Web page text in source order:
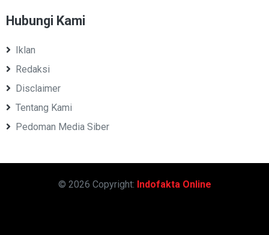
Hubungi Kami
Iklan
Redaksi
Disclaimer
Tentang Kami
Pedoman Media Siber
© 2026 Copyright: Indofakta Online